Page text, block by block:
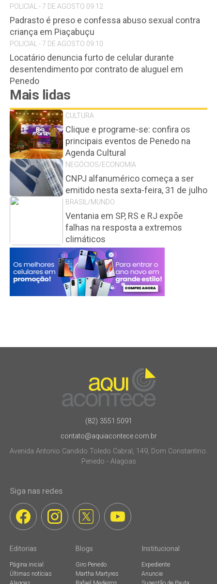
POLICIAL - 7 DE AGOSTO 09:12
Padrasto é preso e confessa abuso sexual contra
criança em Piaçabuçu
POLICIAL - 7 DE AGOSTO 09:10
Locatário denuncia furto de celular durante
desentendimento por contrato de aluguel em
Penedo
Mais lidas
CULTURA
Clique e programe-se: confira os
principais eventos de Penedo na
Agenda Cultural
NEGÓCIOS/ECONOMIA
CNPJ alfanumérico começa a ser
emitido nesta sexta-feira, 31 de julho
BRASIL/MUNDO
Ventania em SP, RS e RJ expõe
falhas na resposta a extremos
climáticos
(82) 3551.5091
contato@aquiacontece.com.br
Avenida Antonio Candido Toledo Cabral, 149, Dom Constantino.
Penedo - Alagoas
Siga nas redes
Editorias
Página inicial
Últimas notícias
Blogs
Giro Penedo
Martha Martyres
Institucional
Expediente
Anuncie